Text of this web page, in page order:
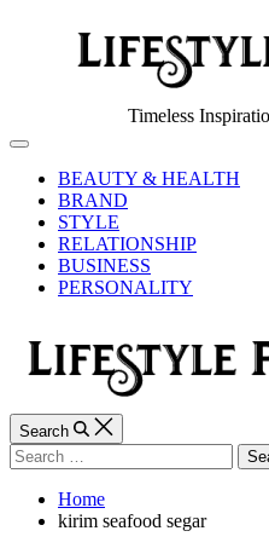
People
Timeless
Off
CanvasBEAUTY & HEALTH
BRAND
STYLE
RELATIONSHIP
BUSINESS
PERSONALITY
Search
Search
for:
Home
kirim seafood segar